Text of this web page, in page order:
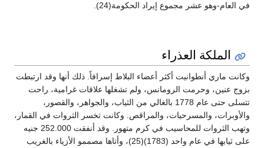
في العام-وهو عشر مجموع إيراد الحكومة(24).
الملكة العذراء
وكانت ماري أنطوانيت أكثر أعضاء البلاط إسرافاً. ذلك أنها وقد ارتبطت
بزوج عنين، وحرمت الرومانس، ولم تشغلها علاقات غرامية، راحت
تتسلى حتى عام 1778 بالغالي من الثياب، والجواهر، والقصور،
والأوبرات، والمسرحيات، والمراقص. وكانت تخسر الثروات في القمار،
وتهب الثروات للمحاسيب في كرم متهور. وقد أنفقت 252.000 جنيه
على ثيابها في عام واحد (1783)(25)، وأتاها مصممو الأزياء بالغريب